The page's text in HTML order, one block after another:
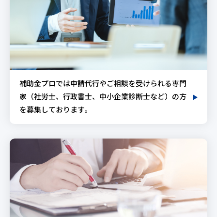
補助金プロでは申請代行やご相談を受けられる専門
家（社労士、行政書士、中小企業診断士など）の方
を募集しております。